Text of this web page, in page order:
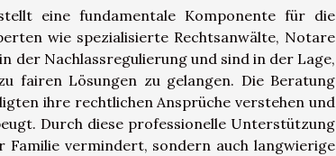
eine fundamentale Komponente für die
wie spezialisierte Rechtsanwälte, Notare
der Nachlassregulierung und sind in der Lage,
fairen Lösungen zu gelangen. Die Beratung
ihre rechtlichen Ansprüche verstehen und
Durch diese professionelle Unterstützung
vermindert, sondern auch langwierige